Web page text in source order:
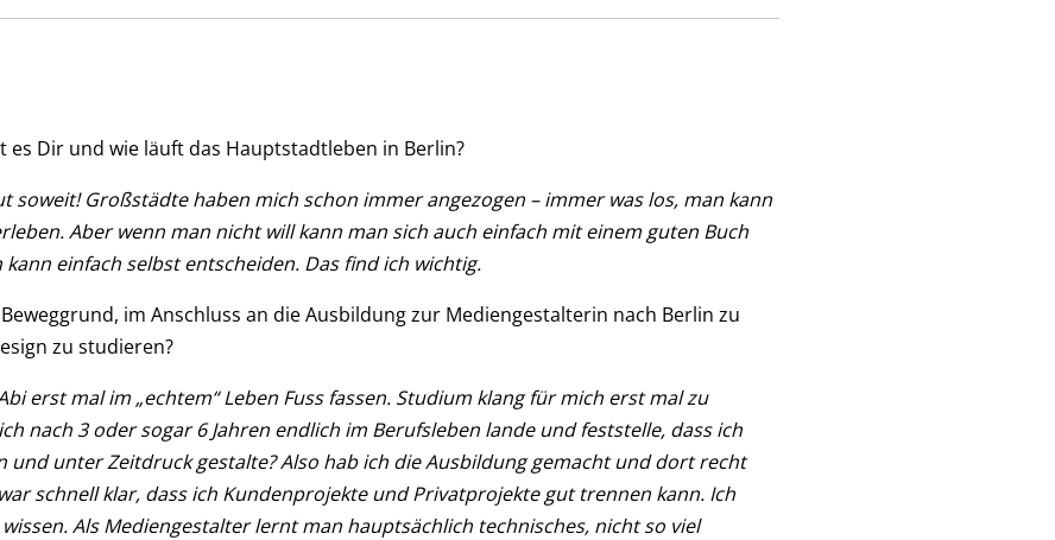
es Dir und wie läuft das Hauptstadtleben in Berlin?
soweit! Großstädte haben mich schon immer angezogen – immer was los, man kann
Aber wenn man nicht will kann man sich auch einfach mit einem guten Buch
einfach selbst entscheiden. Das find ich wichtig.
im Anschluss an die Ausbildung zur Mediengestalterin nach Berlin zu
zu studieren?
erst mal im „echtem“ Leben Fuss fassen. Studium klang für mich erst mal zu
nach 3 oder sogar 6 Jahren endlich im Berufsleben lande und feststelle, dass ich
und unter Zeitdruck gestalte? Also hab ich die Ausbildung gemacht und dort recht
schnell klar, dass ich Kundenprojekte und Privatprojekte gut trennen kann. Ich
Als Mediengestalter lernt man hauptsächlich technisches, nicht so viel